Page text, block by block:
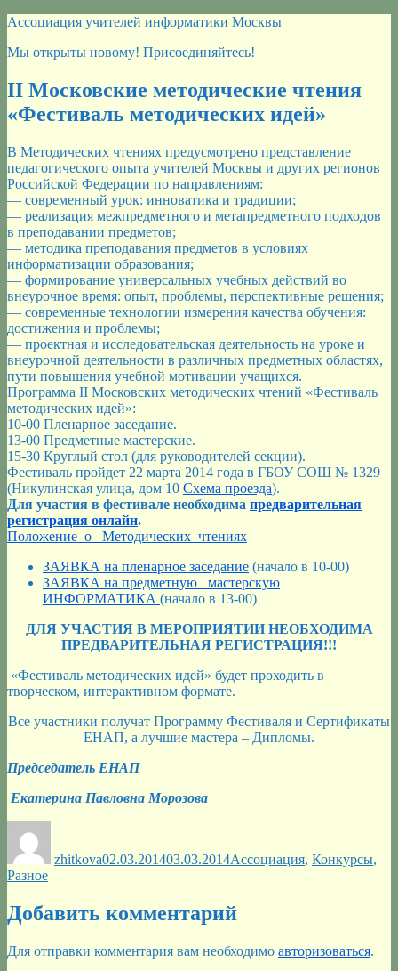
Перейти
содержимому
Ассоциация учителей информатики Москвы
Мы открыты новому! Присоединяйтесь!
II Московские методические чтения
«Фестиваль методических идей»
В Методических чтениях предусмотрено представление
педагогического опыта учителей Москвы и других регионов
Российской Федерации по направлениям:
— современный урок: инноватика и традиции;
— реализация межпредметного и метапредметного подходов
в преподавании предметов;
— методика преподавания предметов в условиях
информатизации образования;
— формирование универсальных учебных действий во
внеурочное время: опыт, проблемы, перспективные решения;
— современные технологии измерения качества обучения:
достижения и проблемы;
— проектная и исследовательская деятельность на уроке и
внеурочной деятельности в различных предметных областях,
пути повышения учебной мотивации учащихся.
Программа II Московских методических чтений «Фестиваль
методических идей»:
10-00 Пленарное заседание.
13-00 Предметные мастерские.
15-30 Круглый стол (для руководителей секции).
Фестиваль пройдет 22 марта 2014 года в ГБОУ СОШ № 1329
(Никулинская улица, дом 10 Схема проезда).
Для участия в фестивале необходима предварительная
регистрация онлайн.
Положение_о _Методических_чтениях
ЗАЯВКА на пленарное заседание (начало в 10-00)
ЗАЯВКА на предметную мастерскую
ИНФОРМАТИКА (начало в 13-00)
ДЛЯ УЧАСТИЯ В МЕРОПРИЯТИИ НЕОБХОДИМА
ПРЕДВАРИТЕЛЬНАЯ РЕГИСТРАЦИЯ!!!
«Фестиваль методических идей» будет проходить в
творческом, интерактивном формате.
Все участники получат Программу Фестиваля и Сертификаты
ЕНАП, а лучшие мастера – Дипломы.
Председатель ЕНАП
Екатерина Павловна Морозова
zhitkova02.03.201403.03.2014Ассоциация, Конкурсы,
Разное
Добавить комментарий
Для отправки комментария вам необходимо авторизоваться.